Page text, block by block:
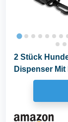
2 Stück
Dispenser
Zum...